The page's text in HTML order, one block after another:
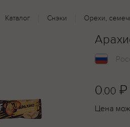
Каталог Снэки Орехи,
0.00 ₽
Цена